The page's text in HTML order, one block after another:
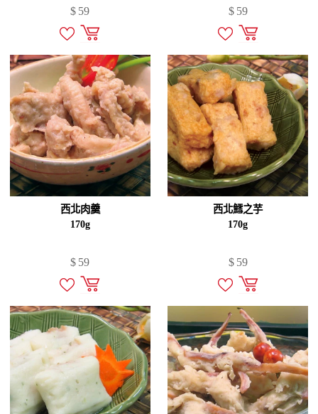
$ 59 $ 59
西北肉羹
170g
$ 59
西北鱈之芋
170g
$ 59